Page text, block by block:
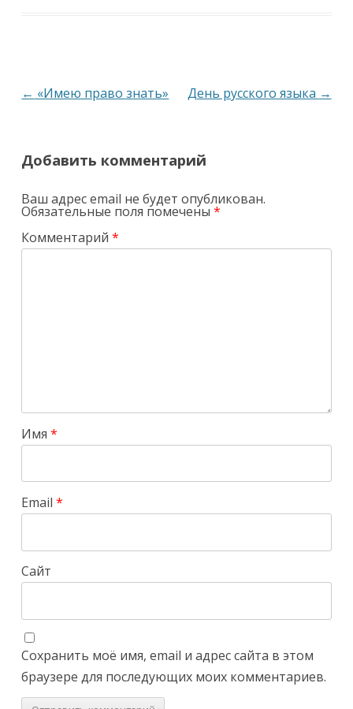
Навигация
← «Имею право знать» День русского языка →
Добавить комментарий
Ваш адрес email не будет опубликован.
Обязательные поля помечены*
Комментарий*
Имя*
Email*
Сайт
Сохранить моё имя, email и адрес сайта в этом
браузере для последующих моих комментариев.